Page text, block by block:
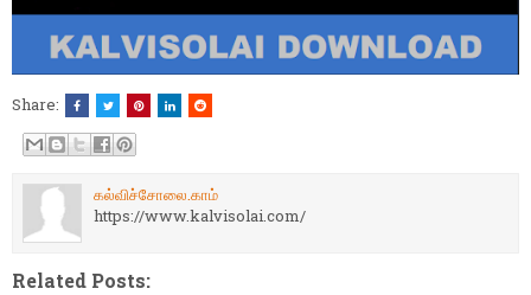
Share:
கல்விச்சோலை.காம்
https://www.kalvisolai.com/
Related Posts: